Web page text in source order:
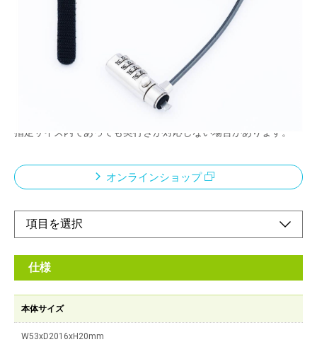
¥5,120+ 税
ノーブルウェッジとナノセイバースロットにそれぞれ対応
鍵が不要な一体型ダイヤルロック
軽量設計で取り回ししやすい。
指定サイズ内であっても奥行きが対応しない場合があります。
オンラインショップ
仕様
本体サイズ
W53xD2016xH20mm